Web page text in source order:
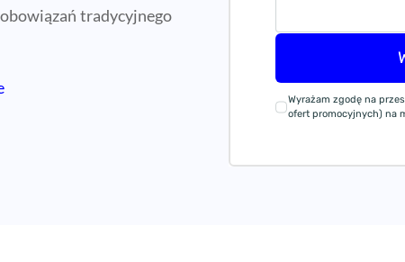
tradycyjnego
Wyrażam zgodę na
ofert promocyjnych) na